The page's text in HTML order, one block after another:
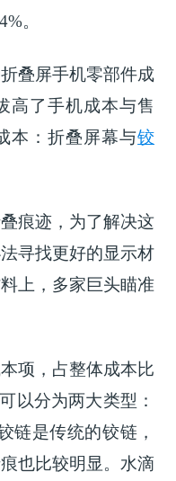
。
叠屏手机零部件成
高了手机成本与售
本：折叠屏幕与铰
痕迹，为了解决这
寻找更好的显示材
上，多家巨头瞄准
项，占整体成本比
以分为两大类型：
链是传统的铰链，
也比较明显。水滴